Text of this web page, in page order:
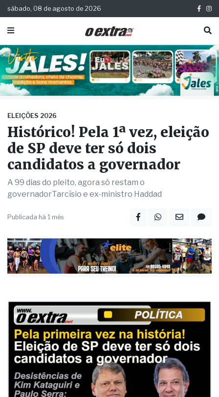
sábado, 08 de agosto de 2026
ELEIÇÕES 2026
Histórico! Pela 1ª vez, eleição
de SP deve ter só dois
candidatos a governador
A 99 dias do pleito, agora só restam o
governadorTarcísio e ex-ministro Haddad
Publicada há 1 mês